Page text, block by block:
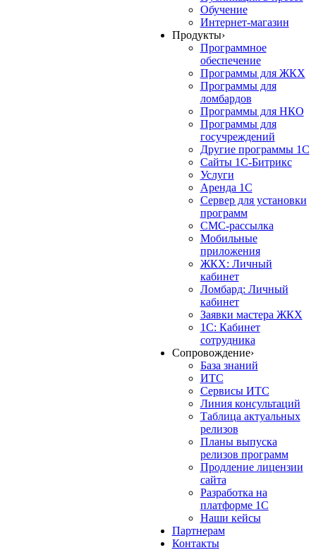
Обучение
Интернет-магазин
Продукты›
Программное
обеспечение
Программы для ЖКХ
Программы для
ломбардов
Программы для НКО
Программы для
госучреждений
Другие программы 1С
Сайты 1С-Битрикс
Услуги
Аренда 1С
Сервер для установки
программ
СМС-рассылка
Мобильные
приложения
ЖКХ: Личный
кабинет
Ломбард: Личный
кабинет
Заявки мастера ЖКХ
1С: Кабинет
сотрудника
Сопровождение›
База знаний
ИТС
Сервисы ИТС
Линия консультаций
Таблица актуальных
релизов
Планы выпуска
релизов программ
Продление лицензии
сайта
Разработка на
платформе 1С
Наши кейсы
Партнерам
Контакты